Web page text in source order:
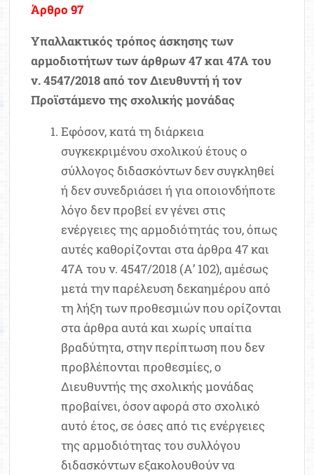
Άρθρο 97
Υπαλλακτικός τρόπος άσκησης των
αρμοδιοτήτων των άρθρων 47 και 47Α του
ν. 4547/2018 από τον Διευθυντή ή τον
Προϊστάμενο της σχολικής μονάδας
Εφόσον, κατά τη διάρκεια
συγκεκριμένου σχολικού έτους ο
σύλλογος διδασκόντων δεν συγκληθεί
ή δεν συνεδριάσει ή για οποιονδήποτε
λόγο δεν προβεί εν γένει στις
ενέργειες της αρμοδιότητάς του, όπως
αυτές καθορίζονται στα άρθρα 47 και
47Α του ν. 4547/2018 (Α’ 102), αμέσως
μετά την παρέλευση δεκαημέρου από
τη λήξη των προθεσμιών που ορίζονται
στα άρθρα αυτά και χωρίς υπαίτια
βραδύτητα, στην περίπτωση που δεν
προβλέπονται προθεσμίες, ο
Διευθυντής της σχολικής μονάδας
προβαίνει, όσον αφορά στο σχολικό
αυτό έτος, σε όσες από τις ενέργειες
της αρμοδιότητας του συλλόγου
διδασκόντων εξακολουθούν να